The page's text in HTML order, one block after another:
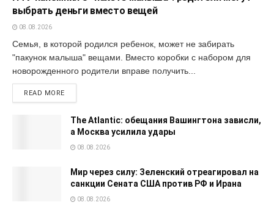
выбрать деньги вместо вещей
08.08.2026
Семья, в которой родился ребенок, может не забирать
"пакунок малыша" вещами. Вместо коробки с набором для
новорожденного родители вправе получить...
READ MORE
The Atlantic: обещания Вашингтона зависли,
а Москва усилила удары
08.08.2026
Мир через силу: Зеленский отреагировал на
санкции Сената США против РФ и Ирана
08.08.2026